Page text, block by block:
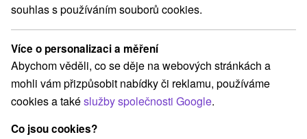
Pobyty v akci Trenčiansky kraj
Kategorie
Všechny kategorie
Pobyty v akci(13)
Wellness pobyty(22) Víkendové pobyty(10)
Romantické pobyty
souhlas s používáním souborů cookies.
Více o personalizaci a měření
Abychom věděli, co se děje na webových stránkách a
mohli vám přizpůsobit nabídky či reklamu, používáme
cookies a takéslužby společnosti Google.
Co jsou cookies?